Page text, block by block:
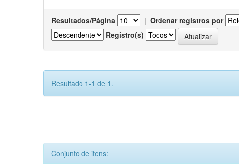
Resultados/Página | Ordenar registros por
Registro(s)
Resultado 1-1 de 1.
Conjunto de itens: